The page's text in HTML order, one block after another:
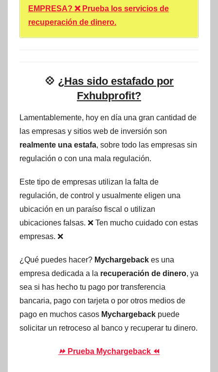
EMPRESA? ❌ Prueba los servicios de
recuperación de dinero.
💠 ¿Has sido estafado por
Fxhubprofit?
Lamentablemente, hoy en día una gran cantidad de
las empresas y sitios web de inversión son
realmente una estafa, sobre todo las empresas sin
regulación o con una mala regulación.
Este tipo de empresas utilizan la falta de
regulación, de control y usualmente eligen una
ubicación en un paraíso fiscal o utilizan
ubicaciones falsas. ❌ Ten mucho cuidado con estas
empresas. ❌
¿Qué puedes hacer? Mychargeback es una
empresa dedicada a la recuperación de dinero, ya
sea si has hecho tu pago por transferencia
bancaria, pago con tarjeta o por otros medios de
pago en muchos casos Mychargeback puede
solicitar un retroceso al banco y recuperar tu dinero.
⏩ Prueba Mychargeback ⏪